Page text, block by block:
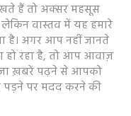
हैं तो अक्सर महसूस
वास्तव में यह हमारे
है। अगर आप नहीं जानते
रहा है, तो आप आवाज़
ख़बरें पढ़ने से आपको
पर मदद करने की